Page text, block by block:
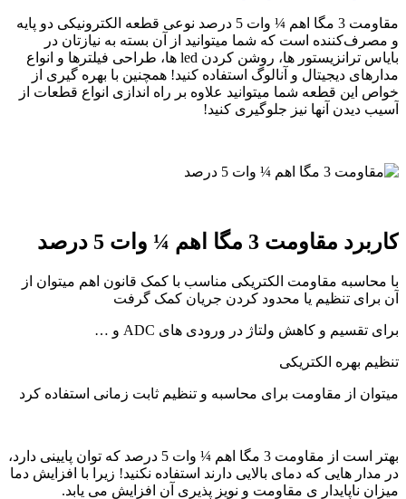
مقاومت 3 مگا اهم ¼ وات 5 درصد نوعی قطعه الکترونیکی دو پایه
و مصرف‌کننده است که شما میتوانید از آن بسته به نیازتان در
بایاس ترانزیستور ها، روشن کردن led ها، طراحی فیلترها و انواع
مدارهای دیجیتال و آنالوگ استفاده کنید! همچنین با بهره گیری از
خواص این قطعه شما میتوانید علاوه بر راه اندازی انواع قطعات از
آسیب دیدن آنها نیز جلوگیری کنید!
کاربرد مقاومت 3 مگا اهم ¼ وات 5 درصد
با محاسبه مقاومت الکتریکی مناسب با کمک قانون اهم میتوان از
آن برای تنظیم یا محدود کردن جریان کمک گرفت
برای تقسیم و کاهش ولتاژ در ورودی های ADC و …
تنظیم بهره الکتریکی
میتوان از مقاومت برای محاسبه و تنظیم ثابت زمانی استفاده کرد
بهتر است از مقاومت 3 مگا اهم ¼ وات 5 درصد که توان پایینی دارد،
در مدار هایی که دمای بالایی دارند استفاده نکنید! زیرا با افزایش دما
میزان ناپایدار ی مقاومت و نویز پذیری آن افزایش می یابد.